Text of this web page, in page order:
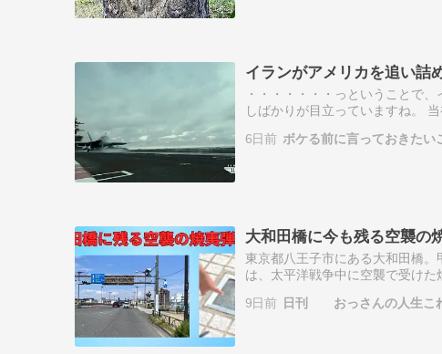
イランがアメリカを追い詰
・・・・・・・っということで
しばかりが目立っていますね。
発電所などの…
6日前 ボケる前に言っておきたい
大和田橋に今も残る空襲の
東京都八王子市にある大和田橋
は、太平洋戦争中に空襲で受け
者の住居や疎開し…
9日前 日刊 おっさんの人生こ